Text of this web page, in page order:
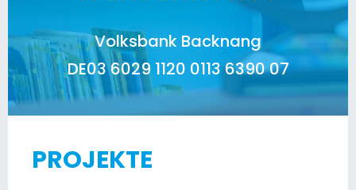
Volksbank Backnang
DE03 6029 1120 0113 6390 07
PROJEKTE